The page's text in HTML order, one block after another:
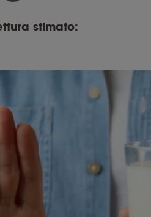
stimato: